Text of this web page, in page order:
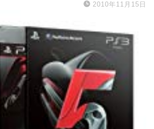
2010年11月15日